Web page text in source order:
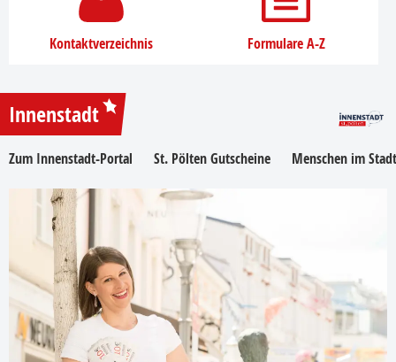
Kontaktverzeichnis Formulare A-Z
Innenstadt
Zum Innenstadt-Portal St. Pölten Gutscheine Menschen im